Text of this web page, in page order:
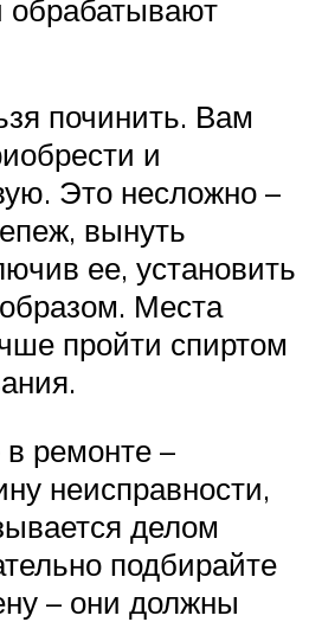
починить. Вам
и
Это несложно –
вынуть
ее, установить
Места
пройти спиртом
ремонте –
неисправности,
делом
подбирайте
– они должны